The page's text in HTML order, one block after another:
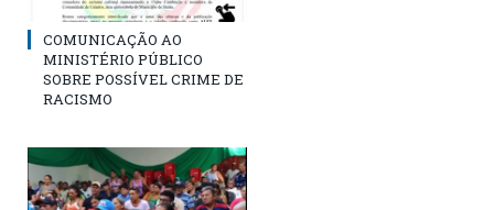
COMUNICAÇÃO AO
MINISTÉRIO PÚBLICO
SOBRE POSSÍVEL CRIME DE
RACISMO